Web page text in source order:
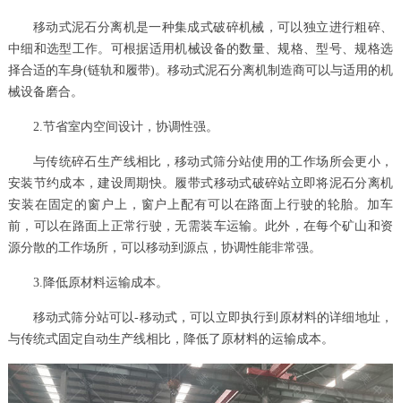
移动式泥石分离机是一种集成式破碎机械，可以独立进行粗碎、
中细和选型工作。可根据适用机械设备的数量、规格、型号、规格选
择合适的车身(链轨和履带)。移动式泥石分离机制造商可以与适用的机
械设备磨合。
2.节省室内空间设计，协调性强。
与传统碎石生产线相比，移动式筛分站使用的工作场所会更小，
安装节约成本，建设周期快。履带式移动式破碎站立即将泥石分离机
安装在固定的窗户上，窗户上配有可以在路面上行驶的轮胎。加车
前，可以在路面上正常行驶，无需装车运输。此外，在每个矿山和资
源分散的工作场所，可以移动到源点，协调性能非常强。
3.降低原材料运输成本。
移动式筛分站可以-移动式，可以立即执行到原材料的详细地址，
与传统式固定自动生产线相比，降低了原材料的运输成本。